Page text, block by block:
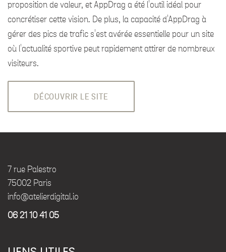
proposition de valeur, et AppDrag a été l'outil idéal pour
concrétiser cette vision. De plus, la capacité d'AppDrag à
gérer des pics de trafic s'est avérée essentielle pour un site
où l'actualité sportive peut rapidement attirer de nombreux
visiteurs.
DÉCOUVRIR LE SITE
7 rue Palestro
75002 Paris
info@atelierdigital.io
06 21 10 41 05